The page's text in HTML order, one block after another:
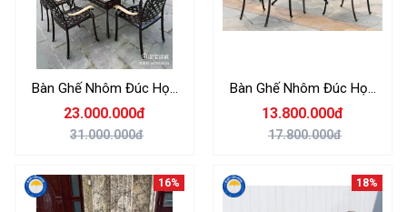
Bàn Ghế Nhôm Đúc Họa
Tiết Hoa Sen Sân Vườn
Ghế 6 chiếc+ 1 Bàn chữ
23.000.000đ
31.000.000đ
Bàn Ghế Nhôm Đúc Họa
Tiết Hoa Sen Sân Vườn 4
Ghế có đệm + 1 Bàn
13.800.000đ
17.800.000đ
16% 18%